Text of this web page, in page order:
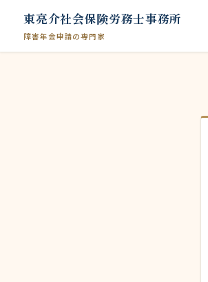
東亮介社会保険労務士事務所
障害年金申請の専門家